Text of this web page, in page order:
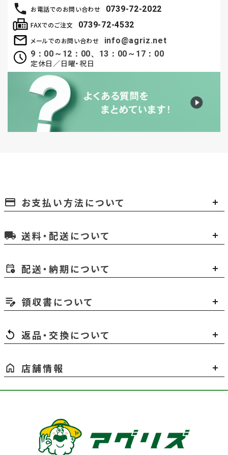
お電話でのお問い合わせ 0739-72-2022
メールでのお問い合わせ
info@agriz.net
9：00～12：00、13：00～17：00
定休日／日曜・祝日
FAXでのご注文 0739-72-4532
payment お支払い方法について
local_shipping 送料・配送について
配送・納期について
領収書について
返品・交換について
店舗情報